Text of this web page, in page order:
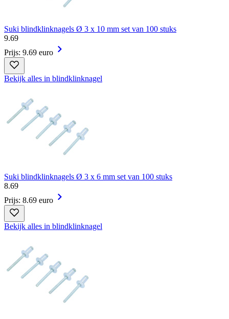
Suki blindklinknagels Ø 3 x 10 mm set van 100 stuks
9.69
Prijs: 9.69 euro
Bekijk alles in blindklinknagel
Suki blindklinknagels Ø 3 x 6 mm set van 100 stuks
8.69
Prijs: 8.69 euro
Bekijk alles in blindklinknagel